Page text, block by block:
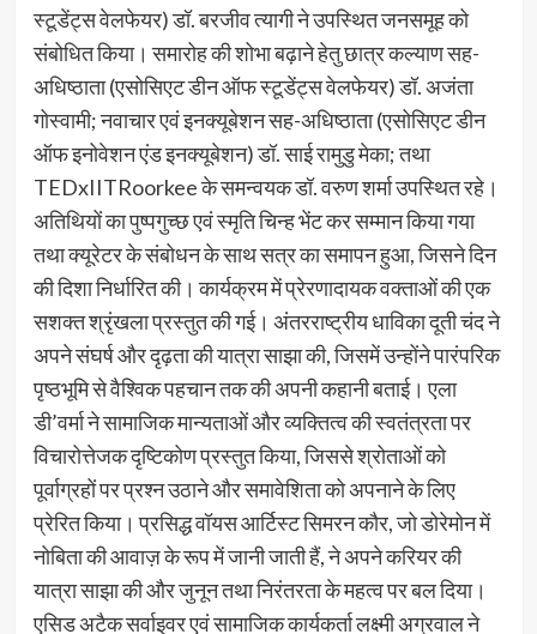
स्टूडेंट्स वेलफेयर) डॉ. बरजीव त्यागी ने उपस्थित जनसमूह को
संबोधित किया। समारोह की शोभा बढ़ाने हेतु छात्र कल्याण सह-
अधिष्ठाता (एसोसिएट डीन ऑफ स्टूडेंट्स वेलफेयर) डॉ. अजंता
गोस्वामी; नवाचार एवं इनक्यूबेशन सह-अधिष्ठाता (एसोसिएट डीन
ऑफ इनोवेशन एंड इनक्यूबेशन) डॉ. साई रामुडु मेका; तथा
TEDxIITRoorkee के समन्वयक डॉ. वरुण शर्मा उपस्थित रहे।
अतिथियों का पुष्पगुच्छ एवं स्मृति चिन्ह भेंट कर सम्मान किया गया
तथा क्यूरेटर के संबोधन के साथ सत्र का समापन हुआ, जिसने दिन
की दिशा निर्धारित की। कार्यक्रम में प्रेरणादायक वक्ताओं की एक
सशक्त श्रृंखला प्रस्तुत की गई। अंतरराष्ट्रीय धाविका दूती चंद ने
अपने संघर्ष और दृढ़ता की यात्रा साझा की, जिसमें उन्होंने पारंपरिक
पृष्ठभूमि से वैश्विक पहचान तक की अपनी कहानी बताई। एला
डी’वर्मा ने सामाजिक मान्यताओं और व्यक्तित्व की स्वतंत्रता पर
विचारोत्तेजक दृष्टिकोण प्रस्तुत किया, जिससे श्रोताओं को
पूर्वाग्रहों पर प्रश्न उठाने और समावेशिता को अपनाने के लिए
प्रेरित किया। प्रसिद्ध वॉयस आर्टिस्ट सिमरन कौर, जो डोरेमोन में
नोबिता की आवाज़ के रूप में जानी जाती हैं, ने अपने करियर की
यात्रा साझा की और जुनून तथा निरंतरता के महत्व पर बल दिया।
एसिड अटैक सर्वाइवर एवं सामाजिक कार्यकर्ता लक्ष्मी अग्रवाल ने